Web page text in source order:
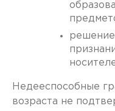
Недееспособные
возраста не